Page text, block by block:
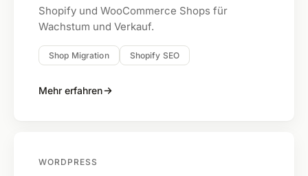
Shopify und WooCommerce Shops für
Wachstum und Verkauf.
Shop Migration Shopify SEO
Mehr erfahren
WORDPRESS